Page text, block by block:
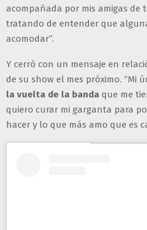
acompañada por mis amigas de
tratando de entender que
acomodar”.
Y cerró con un mensaje en
de su show el mes próximo. “Mi
la vuelta de la banda que me
quiero curar mi garganta para
hacer y lo que más amo que es